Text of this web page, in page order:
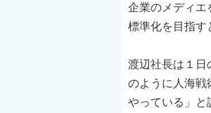
企業のメディエ
標準化を目指す
渡辺社長は１日
のように人海戦
やっている」と